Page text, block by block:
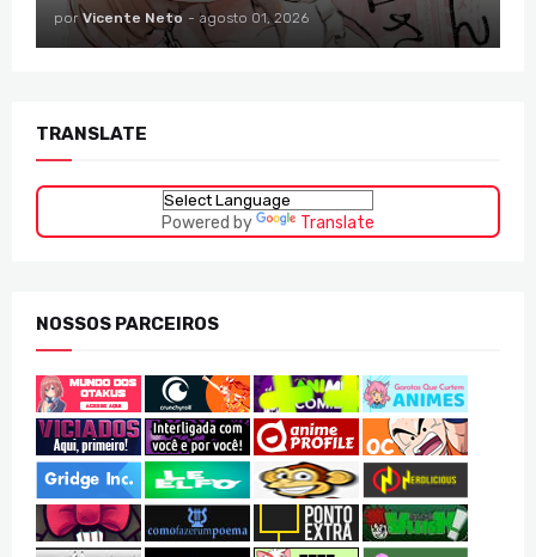
por Vicente Neto - agosto 01, 2026
TRANSLATE
Powered by Translate
NOSSOS PARCEIROS